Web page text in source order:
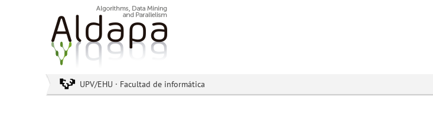
UPV/EHU · Facultad de informática